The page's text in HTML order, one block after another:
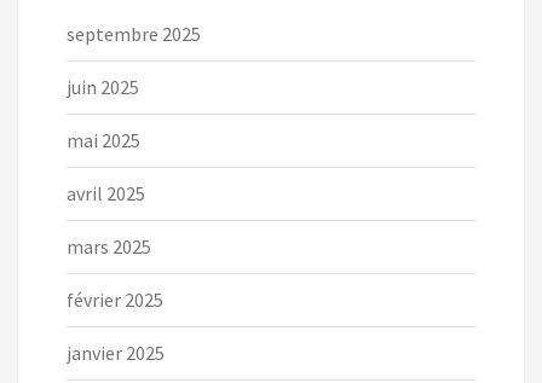
septembre 2025
juin 2025
mai 2025
avril 2025
mars 2025
février 2025
janvier 2025